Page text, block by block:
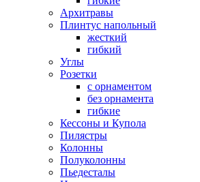
Архитравы
Плинтус напольный
жесткий
гибкий
Углы
Розетки
с орнаментом
без орнамента
гибкие
Кессоны и Купола
Пилястры
Колонны
Полуколонны
Пьедесталы